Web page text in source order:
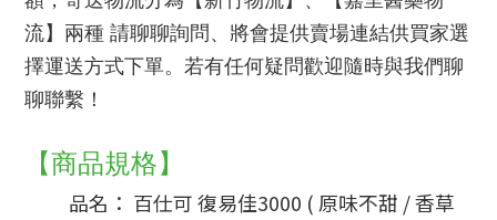
流】兩種 請聊聊詢問、將會提供賣場連結供買家選
擇運送方式下單。若有任何疑問歡迎隨時與我們聊
聊聯繫！
【商品規格】
品名： 百仕可 復易佳3000 ( 原味不甜 / 香草